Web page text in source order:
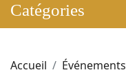
Catégories
Accueil Événements